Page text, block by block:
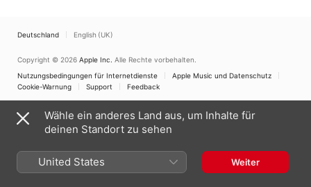
Deutschland English (UK)
Copyright © 2026 Apple Inc. Alle Rechte vorbehalten.
Nutzungsbedingungen für Internetdienste
Apple Music und Datenschutz
Cookie-Warnung
Support Feedback
Wähle ein anderes Land aus, um Inhalte für
deinen Standort zu sehen
United States Weiter